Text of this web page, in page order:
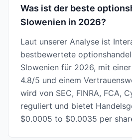
Was ist der beste
Slowenien in 2026?
Laut unserer Analyse ist
bestbewertete
Slowenien für 2026, mit
4.8/5 und einem
wird von SEC, FINRA, FCA,
reguliert und bietet
$0.0005 to $0.0035 per